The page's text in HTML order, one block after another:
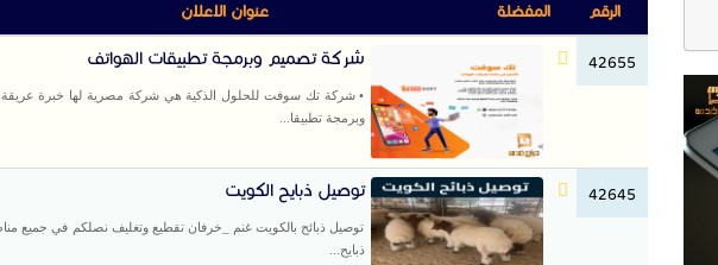
الرقم المفضلة عنوان الاعلان
42655 شركة تصميم وبرمجة تطبيقات الهواتف
• شركة تك سوفت للحلول الذكية هي شركة مصرية لها خبرة
وبرمجة تطبيقا...
42645 توصيل ذبايح الكويت
توصيل ذبائح بالكويت غنم _خرفان تقطيع وتغليف نصلكم في جميع
ذبايح...